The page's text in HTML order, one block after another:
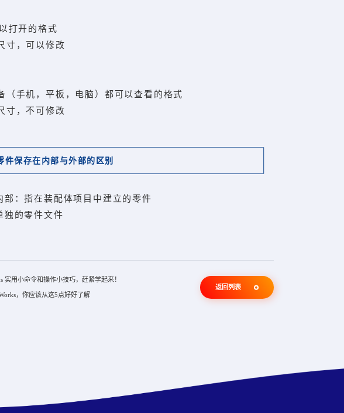
打开的格式
寸，可以修改
手机，平板，电脑）都可以查看的格式
寸，不可修改
件保存在内部与外部的区别
：指在装配体项目中建立的零件
的零件文件
实用小命令和操作小技巧，赶紧学起来！
，你应该从这5点好好了解
返回列表